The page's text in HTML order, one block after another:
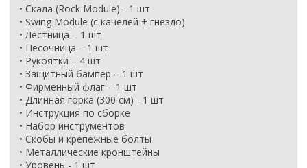
• Скала (Rock Module) - 1 шт
• Swing Module (с качелей + гнездо)
• Лестница – 1 шт
• Песочница – 1 шт
• Рукоятки – 4 шт
• Защитный бампер – 1 шт
• Фирменный флаг – 1 шт
• Длинная горка (300 см) - 1 шт
• Инструкция по сборке
• Набор инструментов
• Скобы и крепежные болты
• Металлические кронштейны
• Уровень - 1 шт